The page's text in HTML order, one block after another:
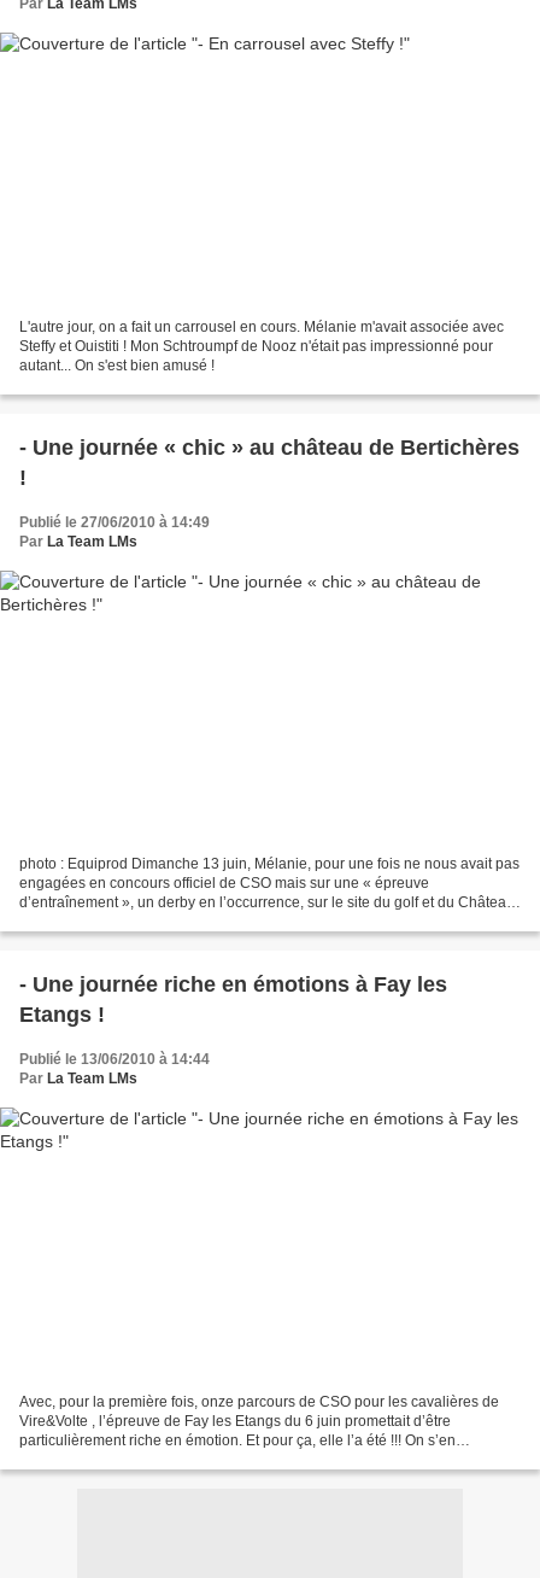
Par La Team LMs
L'autre jour, on a fait un carrousel en cours. Mélanie m'avait associée avec
Steffy et Ouistiti ! Mon Schtroumpf de Nooz n'était pas impressionné pour
autant... On s'est bien amusé !
- Une journée « chic » au château de Bertichères
!
Publié le 27/06/2010 à 14:49
Par La Team LMs
photo : Equiprod Dimanche 13 juin, Mélanie, pour une fois ne nous avait pas
engagées en concours officiel de CSO mais sur une « épreuve
d’entraînement », un derby en l’occurrence, sur le site du golf et du Château
- Une journée riche en émotions à Fay les
Etangs !
Publié le 13/06/2010 à 14:44
Par La Team LMs
Avec, pour la première fois, onze parcours de CSO pour les cavalières de
Vire&Volte , l’épreuve de Fay les Etangs du 6 juin promettait d’être
particulièrement riche en émotion. Et pour ça, elle l’a été !!! On s’en